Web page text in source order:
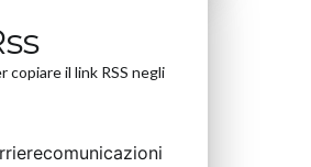
copiare il link RSS negli